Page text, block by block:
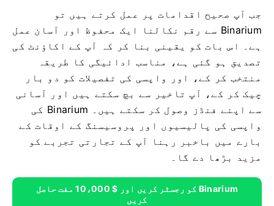
جب آپ صحیح اقدامات پر عمل کرتے ہیں تو
Binarium سے رقم نکالنا ایک محفوظ اور آسان عمل
ہے۔ اس بات کو یقینی بنا کر کہ آپ کے اکاؤنٹ کی
تصدیق ہو گئی ہے، مناسب ادائیگی کا طریقہ
منتخب کر کے، اور واپسی کی تفصیلات کو دو بار
چیک کر کے، آپ تاخیر سے بچ سکتے ہیں اور آسانی
سے اپنے فنڈز وصول کر سکتے ہیں۔ Binarium کی
واپسی کی پالیسیوں اور پروسیسنگ کے اوقات کے
بارے میں باخبر رہنا آپ کے تجارتی تجربے کو
مزید بڑھا دے گا۔
Binarium کو رجسٹر کریں اور $ 10،000 مفت حاصل
کریں